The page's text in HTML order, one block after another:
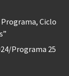
Ciclo
Programa 25